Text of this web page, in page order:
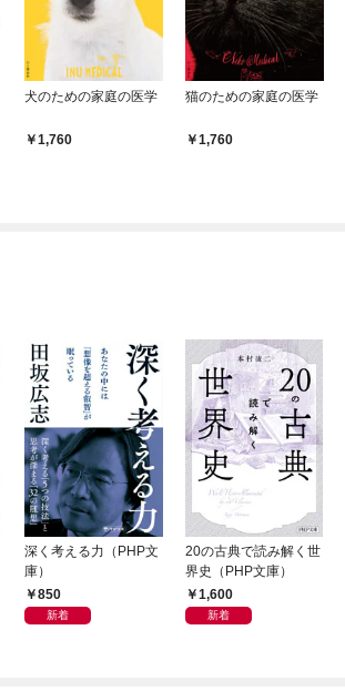
犬のための家庭の医学
1,760
猫のための家庭の医学
1,760
深く考える力（PHP文
庫）
850
新着
20の古典で読み解く世
界史（PHP文庫）
1,600
新着